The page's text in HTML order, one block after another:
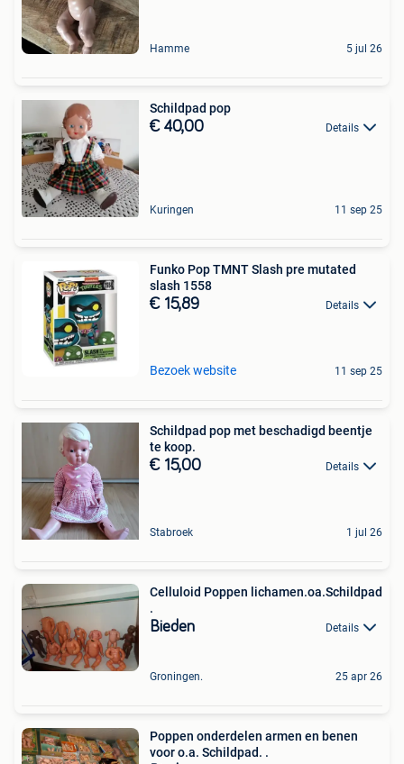
Hamme 5 jul 26
Schildpad pop
€ 40,00 Details
Kuringen 11 sep 25
Funko Pop TMNT Slash pre mutated
slash 1558
€ 15,89 Details
Bezoek website 11 sep 25
Schildpad pop met beschadigd beentje
te koop.
€ 15,00 Details
Stabroek 1 jul 26
Celluloid Poppen lichamen.oa.Schildpad
.
Bieden Details
Groningen. 25 apr 26
Poppen onderdelen armen en benen
voor o.a. Schildpad. .